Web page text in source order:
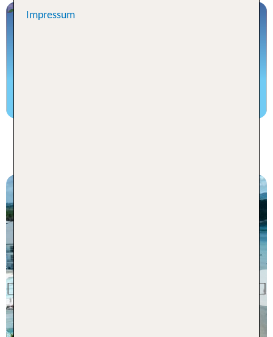
All-In Luxus™ Resorts in der Karibik
Previous
Impressum